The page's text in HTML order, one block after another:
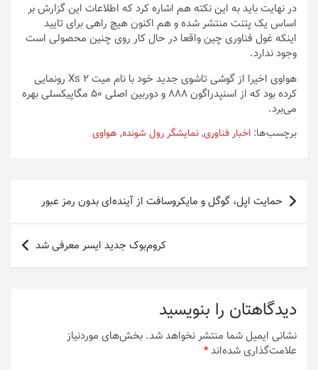
در نهایت باید به این نکته هم اشاره کرد که اطلاعات این گزارش بر
اساس یک پتنت منتشر شده و هم اکنون هیچ راهی برای تایید
اینکه غول فناوری چین واقعا در حال کار روی چنین محصولی است
وجود ندارد.
هواوی اخیرا از گوشی تاشوی جدید خود با نام میت Xs 2 رونمایی
کرده بود که از اسنپدراگون 888 و دوربین اصلی 50 مگاپیکسلی بهره
می‌برد.
برچسب‌ها: اخبار فناوری,نمایشگر رول شونده, هواوی
راهبری
نوشته
حمایت اپل، گوگل و مایکروسافت از آینده‌‌ای بدون رمز عبور
کروم‌بوک جدید ایسر معرفی شد
دیدگاهتان را بنویسید
نشانی ایمیل شما منتشر نخواهد شد. بخش‌های موردنیاز
علامت‌گذاری شده‌اند*